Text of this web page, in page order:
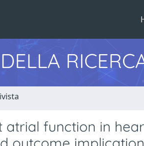
function in